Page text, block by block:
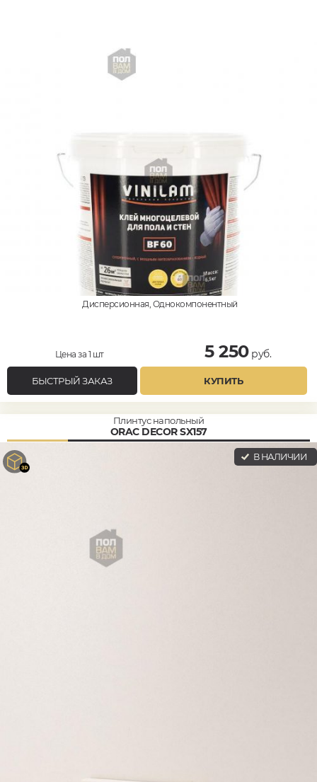
Дисперсионная, Однокомпонентный
Цена за 1 шт 5 250руб.
БЫСТРЫЙ ЗАКАЗ КУПИТЬ
Плинтус напольный
ORAC DECOR SX157
В НАЛИЧИИ